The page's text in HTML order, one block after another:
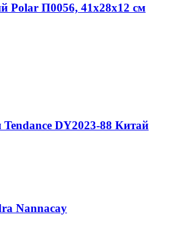
Polar П0056, 41х28х12 см
DY2023-88 Китай
Nannacay